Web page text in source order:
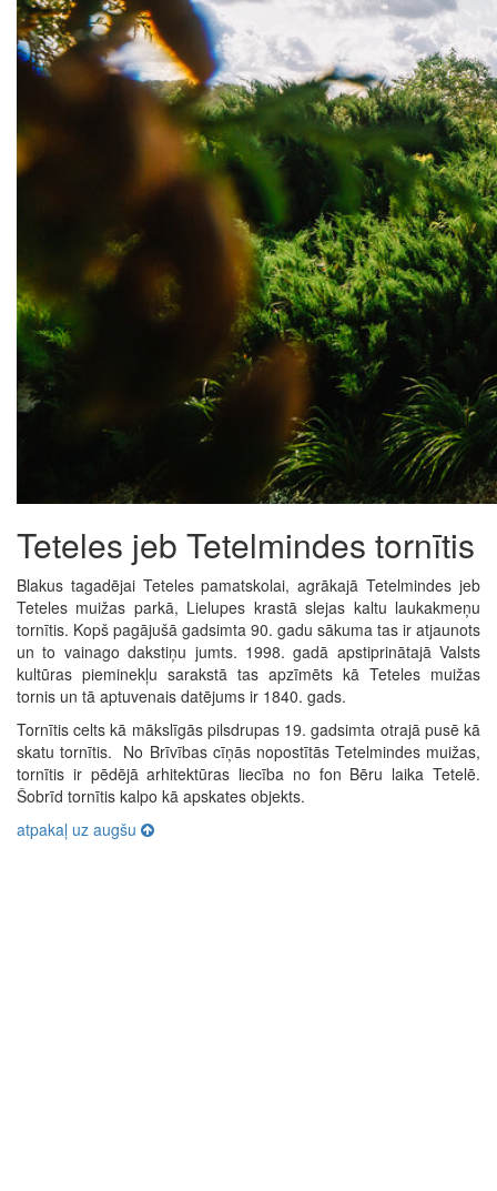
Teteles jeb Tetelmindes tornītis
Blakus tagadējai Teteles pamatskolai, agrākajā Tetelmindes jeb
Teteles muižas parkā, Lielupes krastā slejas kaltu laukakmeņu
tornītis. Kopš pagājušā gadsimta 90. gadu sākuma tas ir atjaunots
un to vainago dakstiņu jumts. 1998. gadā apstiprinātajā Valsts
kultūras pieminekļu sarakstā tas apzīmēts kā Teteles muižas
tornis un tā aptuvenais datējums ir 1840. gads.
Tornītis celts kā mākslīgās pilsdrupas 19. gadsimta otrajā pusē kā
skatu tornītis. No Brīvības cīņās nopostītās Tetelmindes muižas,
tornītis ir pēdējā arhitektūras liecība no fon Bēru laika Tetelē.
Šobrīd tornītis kalpo kā apskates objekts.
atpakaļ uz augšu